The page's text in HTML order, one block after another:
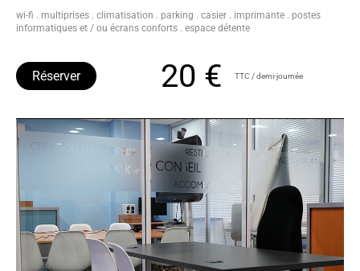
wi-fi . multiprises . climatisation . parking . casier . imprimante . postes
informatiques et / ou écrans conforts . espace détente
20 € TTC / demi-journée
Réserver